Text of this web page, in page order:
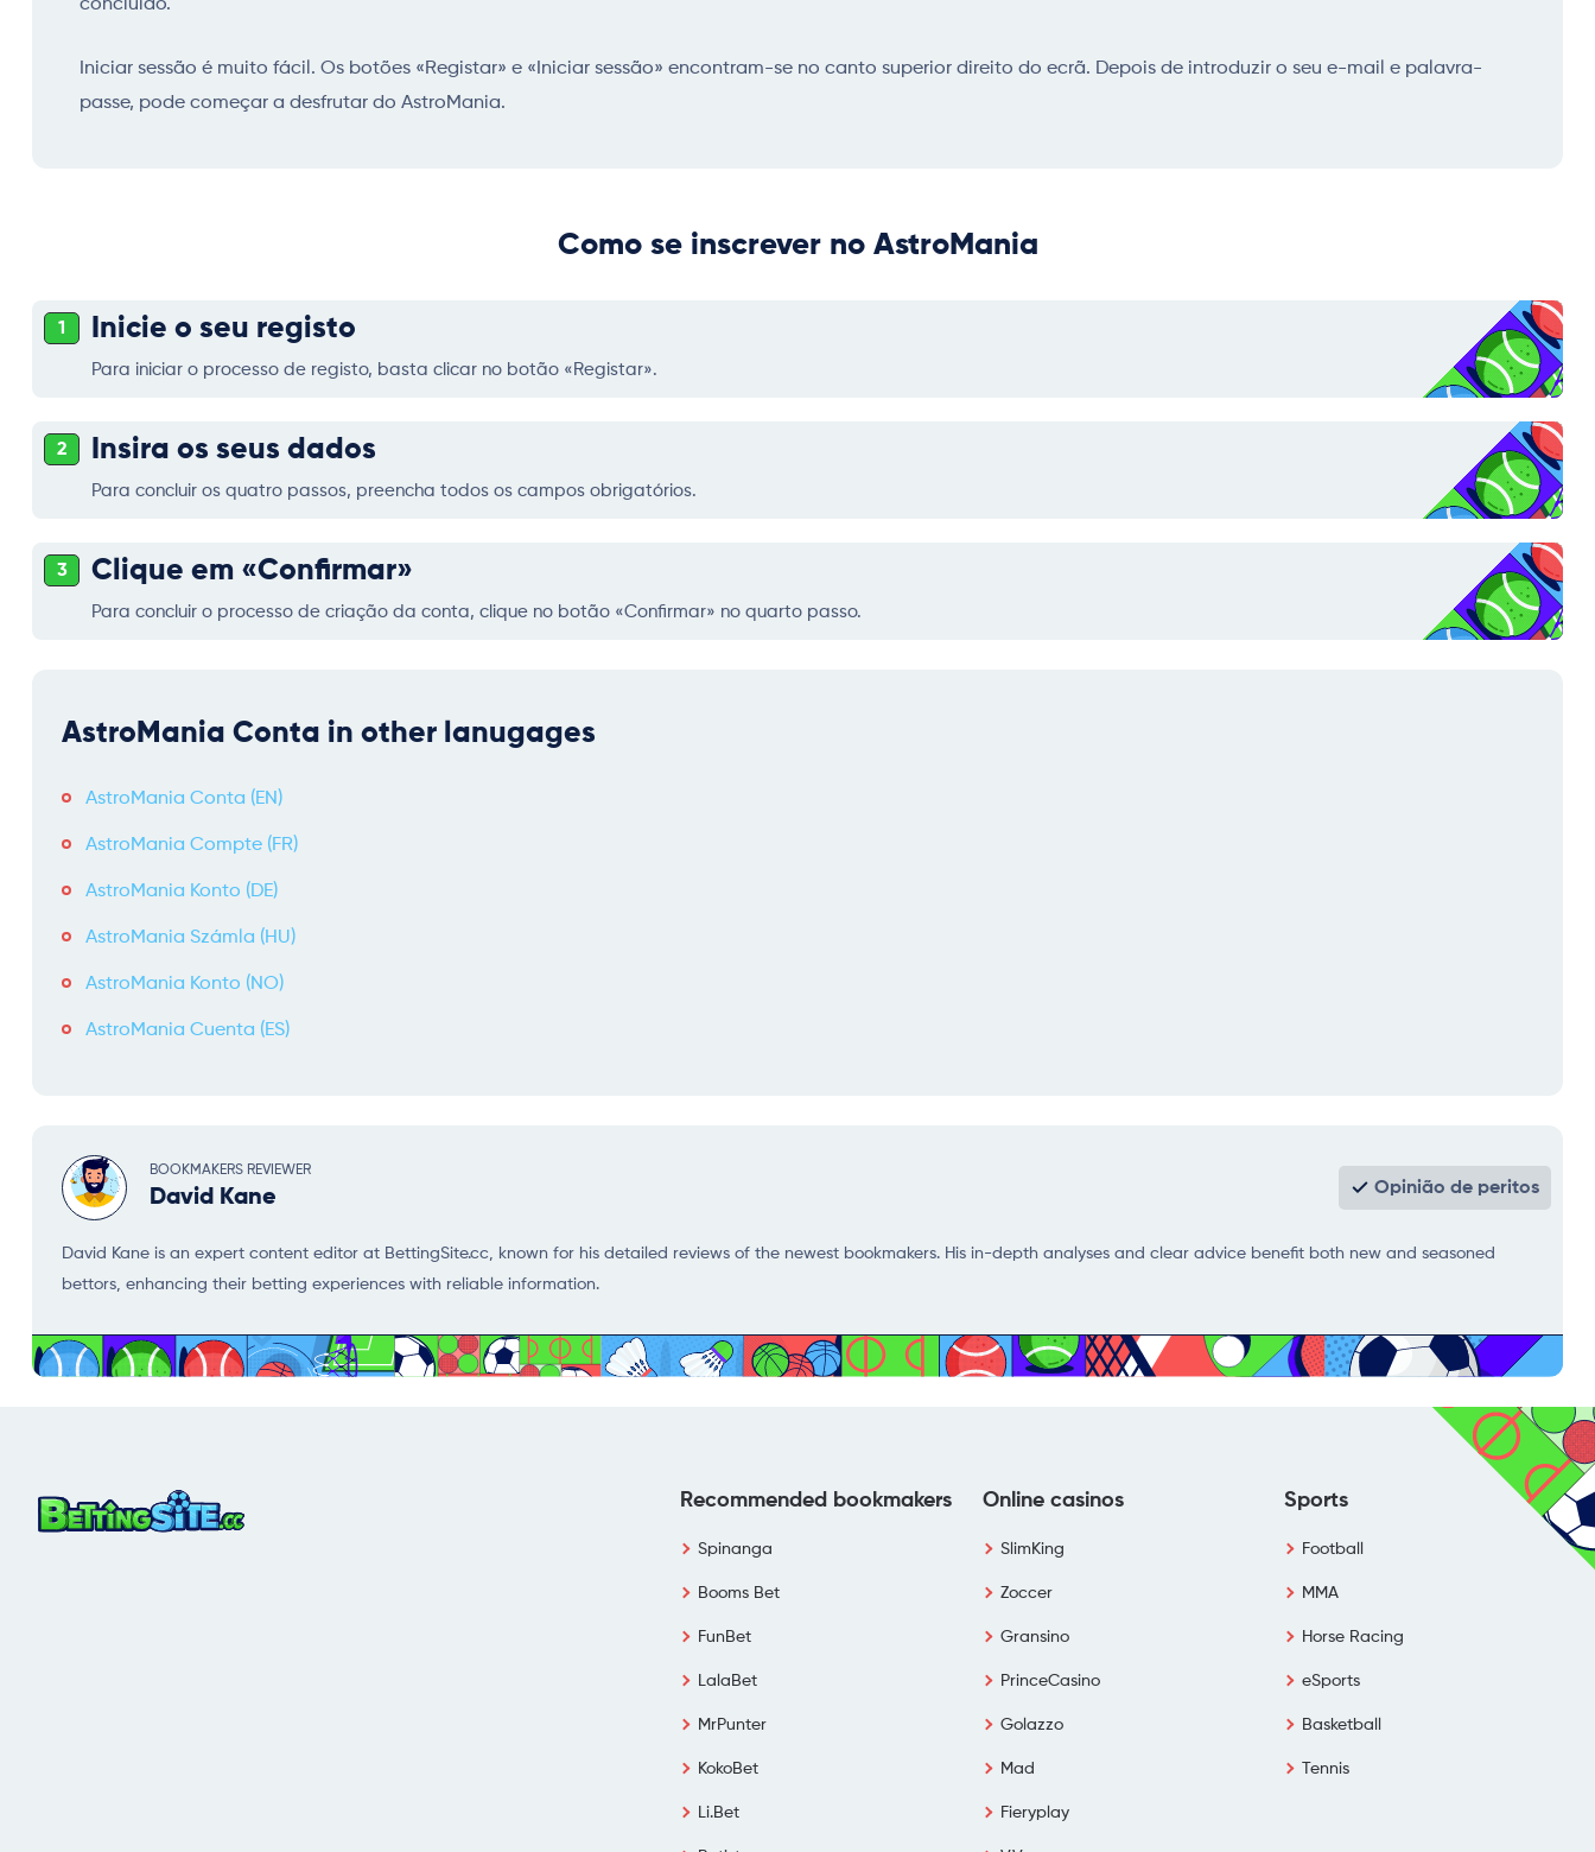
concluído.
Iniciar sessão é muito fácil. Os botões «Registar» e «Iniciar sessão» encontram-se no canto superior direito do ecrã. Depois de introduzir o seu e-mail e palavra-
passe, pode começar a desfrutar do AstroMania.
Como se inscrever no AstroMania
1 Inicie o seu registo
Para iniciar o processo de registo, basta clicar no botão «Registar».
2 Insira os seus dados
Para concluir os quatro passos, preencha todos os campos obrigatórios.
3 Clique em «Confirmar»
Para concluir o processo de criação da conta, clique no botão «Confirmar» no quarto passo.
AstroMania Conta in other lanugages
AstroMania Conta (EN)
AstroMania Compte (FR)
AstroMania Konto (DE)
AstroMania Számla (HU)
AstroMania Konto (NO)
AstroMania Cuenta (ES)
BOOKMAKERS REVIEWER
David Kane Opinião de peritos
David Kane is an expert content editor at BettingSite.cc, known for his detailed reviews of the newest bookmakers. His in-depth analyses and clear advice benefit both new and seasoned
bettors, enhancing their betting experiences with reliable information.
Recommended bookmakers
Spinanga
Booms Bet
FunBet
LalaBet
MrPunter
KokoBet
Li.Bet
Online casinos
SlimKing
Zoccer
Gransino
PrinceCasino
Golazzo
Mad
Fieryplay
Sports
Football
MMA
Horse Racing
eSports
Basketball
Tennis